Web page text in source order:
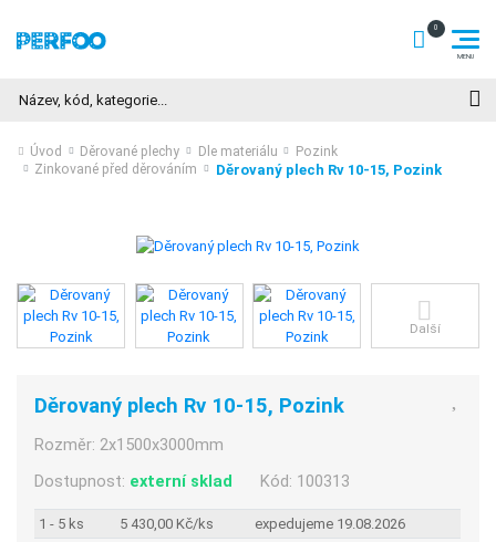
Úvod Děrované plechy Dle materiálu
Pozink
Zinkované před děrováním
Děrovaný plech Rv 10-15, Pozink
Další
Děrovaný plech Rv 10-15, Pozink
Rozměr: 2x1500x3000mm
Dostupnost: externí sklad Kód: 100313
1 - 5 ks 5 430,00 Kč/ks
expedujeme 19.08.2026